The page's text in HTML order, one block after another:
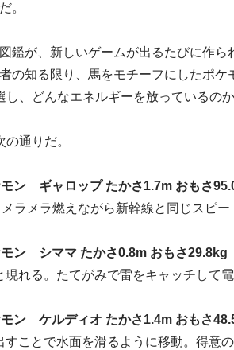
。
鑑が、新しいゲームが出るたびに作
の知る限り、馬をモチーフにしたポ
し、どんなエネルギーを放っているの
通りだ。
ン ギャロップ たかさ1.7m おもさ
ラメラ燃えながら新幹線と同じスピー
モン シママ たかさ0.8m おもさ29.8kg
れる。たてがみで雷をキャッチして電
ン ケルディオ たかさ1.4m おもさ
ことで水面を滑るように移動。得意の